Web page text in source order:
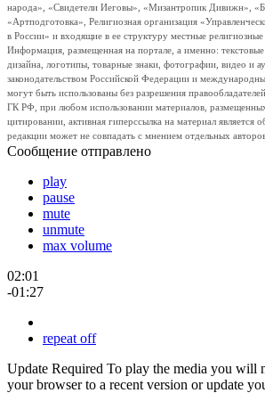
народа», «Свидетели Иеговы», «Мизантропик Дивижн»,
«Артподготовка», Религиозная организация
в России» и входящие в ее структуру местные религиозные
Информация, размещенная на портале, а именно:
дизайна, логотипы, товарные знаки, фотографии, видео и
законодательством Российской Федерации и
могут быть использованы без разрешения
ГК РФ, при любом использовании материалов,
цитировании, активная гиперссылка на материал является
редакции может не совпадать с мнением отдельных
Сообщение отправлено
play
pause
mute
unmute
max volume
02:01
-01:27
repeat off
Update Required To play the media you will
your browser to a recent version or update